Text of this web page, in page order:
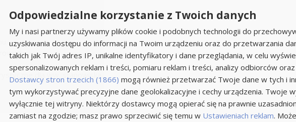
dla ww. stanowiska.
Odpowiedzialne korzystanie z Twoich danych
My i nasi partnerzy używamy plików cookie i podobnych technologii do
uzyskiwania dostępu do informacji na Twoim urządzeniu oraz do przetwarzania
takich jak Twój adres IP, unikalne identyfikatory i dane przeglądania, w celu
spersonalizowanych reklam i treści, pomiaru reklam i treści, analizy odbiorców oraz
Dostawcy stron trzecich (1866) mogą również przetwarzać Twoje dane w tych i
tym wykorzystywać precyzyjne dane geolokalizacyjne i cechy urządzenia. Twoje
wyłącznie tej witryny. Niektórzy dostawcy mogą opierać się na prawnie
zamiast na zgodzie; masz prawo sprzeciwić się temu w Ustawieniach reklam.